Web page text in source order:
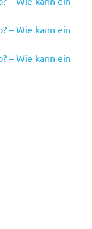
– Wie kann ein
– Wie kann ein